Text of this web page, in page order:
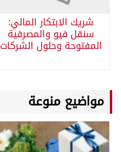
شريك الابتكار المالي:
سنقل فيو والمصرفية
المفتوحة وحلول الشركات
مواضيع منوعة